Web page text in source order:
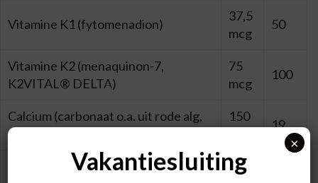
Vitamine K1 (fytomenadion)
37,5
mcg
50
Vitamine K2 (menaquinon-7,
K2VITAL® DELTA)
75
mcg
100
Calcium (carbonaat o.a. uit rode alg,
Aquamin® Calcium,)
150
19
IJzer (bisglycinaat, Ferrochel®,
7 mg
Vakantiesluiting
×